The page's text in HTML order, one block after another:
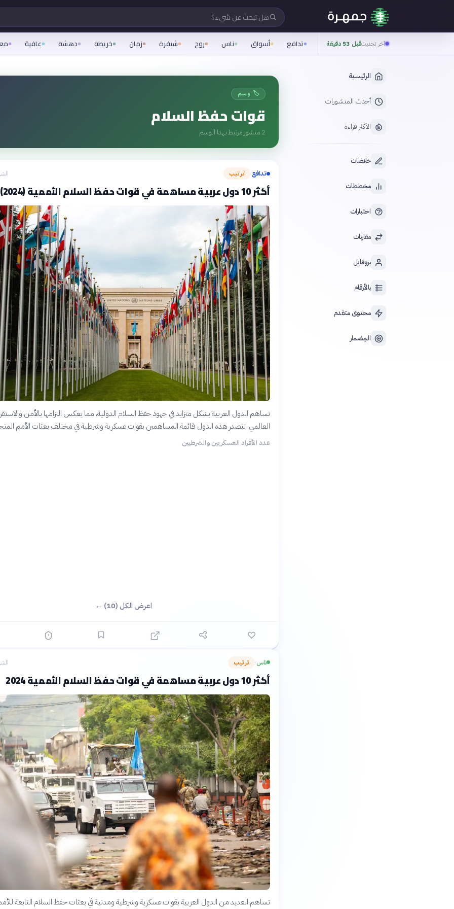
هل تبحث عن شيء؟
آخر تحديثقبل 53 دقيقة تدافع أسواق ناس روح شيفرة زمان خريطة دهشة عافية
الرئيسية
أحدث المنشورات
الأكثر قراءة
خلاصات
مخططات
اختبارات
مقارنات
بروفايل
بالأرقام
محتوى متقدم
المِضمار
🏷️ وسم
قوات حفظ السلام
2 منشور مرتبط بهذا الوسم
تدافع› ترتيب
أكثر 10 دول عربية مساهمة في قوات حفظ السلام الأممية (2024)
تساهم الدول العربية بشكل متزايد في جهود حفظ السلام الدولية، مما يعكس التزامها بالأمن
العالمي. تتصدر هذه الدول قائمة المساهمين بقوات عسكرية وشرطية في مختلف بعثات الأمم
عدد الأفراد العسكريين والشرطيين
اعرض الكل (10) ←
ناس› ترتيب
أكثر 10 دول عربية مساهمة في قوات حفظ السلام الأممية 2024
تساهم العديد من الدول العربية بقوات عسكرية وشرطية ومدنية في بعثات حفظ السلام التابعة